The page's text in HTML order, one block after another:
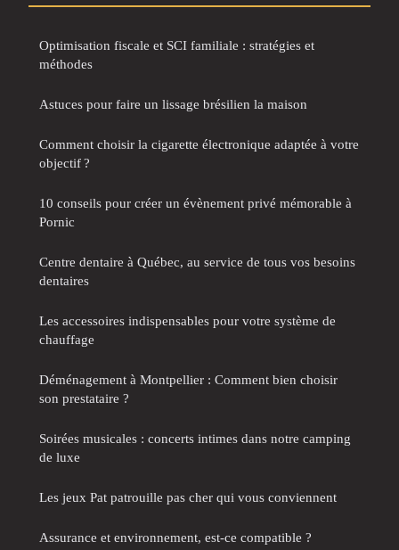
Optimisation fiscale et SCI familiale : stratégies et
méthodes
Astuces pour faire un lissage brésilien la maison
Comment choisir la cigarette électronique adaptée à votre
objectif ?
10 conseils pour créer un évènement privé mémorable à
Pornic
Centre dentaire à Québec, au service de tous vos besoins
dentaires
Les accessoires indispensables pour votre système de
chauffage
Déménagement à Montpellier : Comment bien choisir
son prestataire ?
Soirées musicales : concerts intimes dans notre camping
de luxe
Les jeux Pat patrouille pas cher qui vous conviennent
Assurance et environnement, est-ce compatible ?